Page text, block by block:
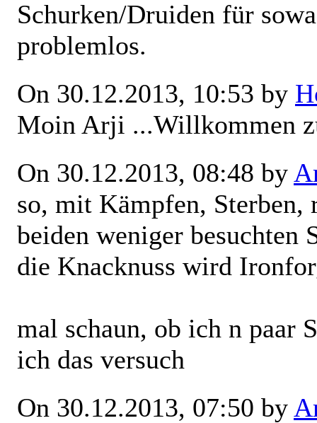
Schurken/Druiden für
problemlos.
On 30.12.2013, 10:53 by
Moin Arji ...Willkommen
On 30.12.2013, 08:48 by
so, mit Kämpfen, Sterben,
beiden weniger besuchten
die Knacknuss wird
mal schaun, ob ich n paar
ich das versuch
On 30.12.2013, 07:50 by